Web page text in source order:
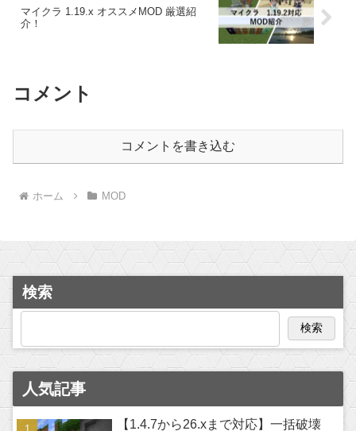
マイクラ 1.19.x オススメMOD 厳選紹
介！
コメント
コメントを書き込む
ホーム MOD
検索
検索
人気記事
【1.4.7から26.xまで対応】一括破壊